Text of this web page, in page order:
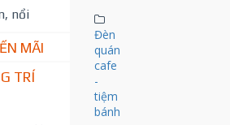
nổi
MÃI
TRÍ
Đèn
quán
cafe
-
tiệm
bánh